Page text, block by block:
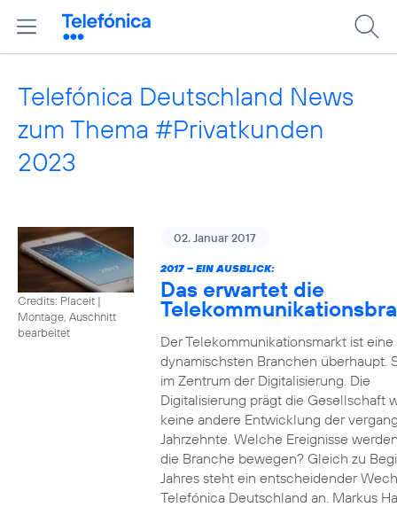
Telefónica Deutschland News
zum Thema #Privatkunden
2023
Credits: Placeit |
Montage, Auschnitt
bearbeitet
02. Januar 2017
2017 – EIN AUSBLICK:
Das erwartet die
Der Telekommunikationsmarkt ist eine
dynamischsten Branchen überhaupt.
im Zentrum der Digitalisierung. Die
Digitalisierung prägt die Gesellschaft
keine andere Entwicklung der
Jahrzehnte. Welche Ereignisse
die Branche bewegen? Gleich zu
Jahres steht ein entscheidender
Telefónica Deutschland an. Markus